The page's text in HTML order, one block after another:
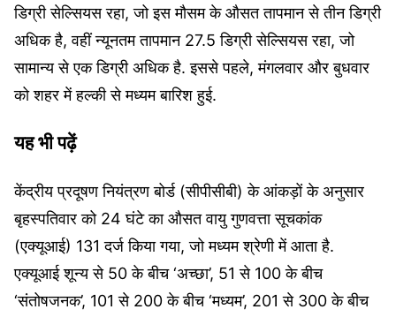
डिग्री सेल्सियस रहा, जो इस मौसम के औसत तापमान से तीन डिग्री
अधिक है, वहीं न्यूनतम तापमान 27.5 डिग्री सेल्सियस रहा, जो
सामान्य से एक डिग्री अधिक है. इससे पहले, मंगलवार और बुधवार
को शहर में हल्की से मध्यम बारिश हुई.
यह भी पढ़ें
केंद्रीय प्रदूषण नियंत्रण बोर्ड (सीपीसीबी) के आंकड़ों के अनुसार
बृहस्पतिवार को 24 घंटे का औसत वायु गुणवत्ता सूचकांक
(एक्यूआई) 131 दर्ज किया गया, जो मध्यम श्रेणी में आता है.
एक्यूआई शून्य से 50 के बीच ‘अच्छा’, 51 से 100 के बीच
‘संतोषजनक’, 101 से 200 के बीच ‘मध्यम’, 201 से 300 के बीच